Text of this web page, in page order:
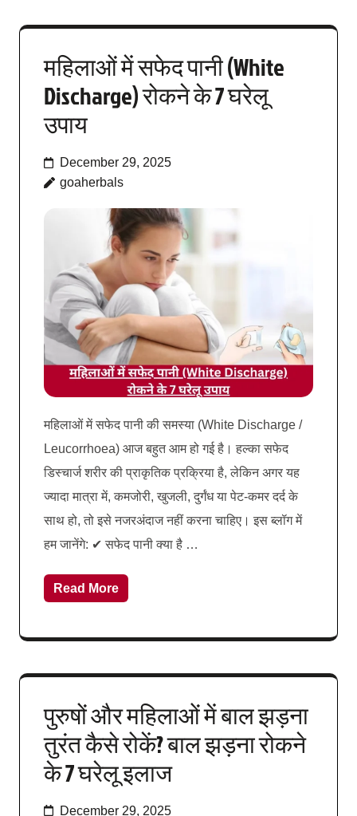
महिलाओं में सफेद पानी (White
Discharge) रोकने के 7 घरेलू
उपाय
December 29, 2025
goaherbals
महिलाओं में सफेद पानी की समस्या (White Discharge /
Leucorrhoea) आज बहुत आम हो गई है। हल्का सफेद
डिस्चार्ज शरीर की प्राकृतिक प्रक्रिया है, लेकिन अगर यह
ज्यादा मात्रा में, कमजोरी, खुजली, दुर्गंध या पेट-कमर दर्द के
साथ हो, तो इसे नजरअंदाज नहीं करना चाहिए। इस ब्लॉग में
हम जानेंगे: ✔ सफेद पानी क्या है …
Read More
पुरुषों और महिलाओं में बाल झड़ना
तुरंत कैसे रोकें? बाल झड़ना रोकने
के 7 घरेलू इलाज
December 29, 2025